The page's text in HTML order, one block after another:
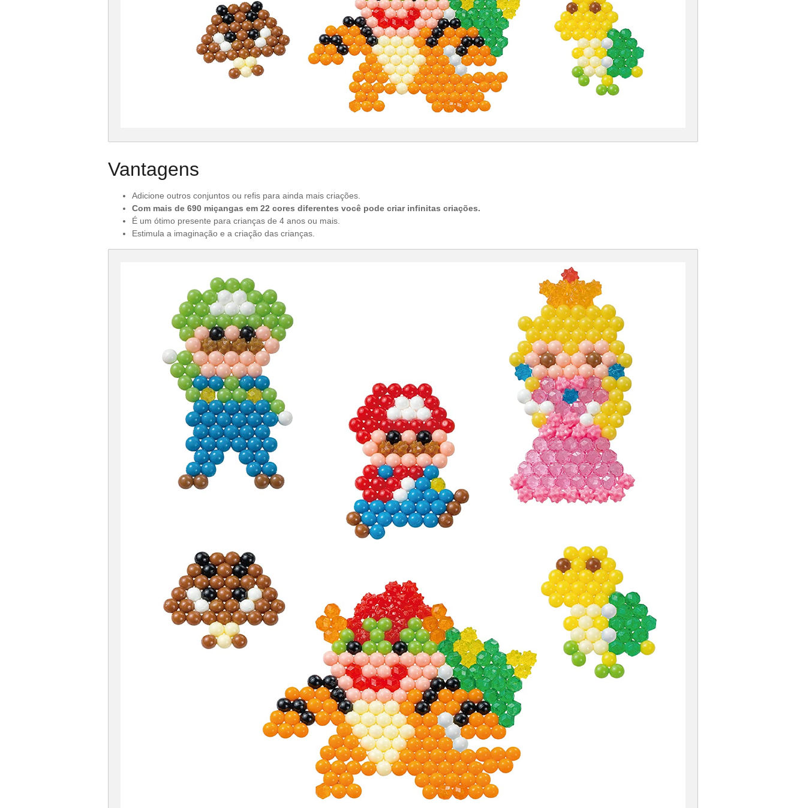
Vantagens
Adicione outros conjuntos ou refis para ainda mais criações.
Com mais de 690 miçangas em 22 cores diferentes você pode criar infinitas criações.
É um ótimo presente para crianças de 4 anos ou mais.
Estimula a imaginação e a criação das crianças.